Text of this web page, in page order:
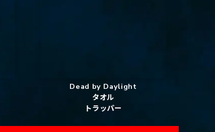
Dead by Daylight
タオル
トラッパー